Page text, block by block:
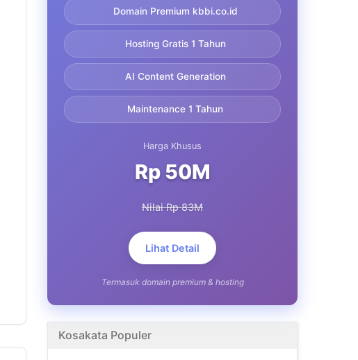
Domain Premium kbbi.co.id
Hosting Gratis 1 Tahun
AI Content Generation
Maintenance 1 Tahun
Harga Khusus
Rp 50M
Nilai Rp 83M
Lihat Detail
Termasuk domain premium & hosting
Kosakata Populer